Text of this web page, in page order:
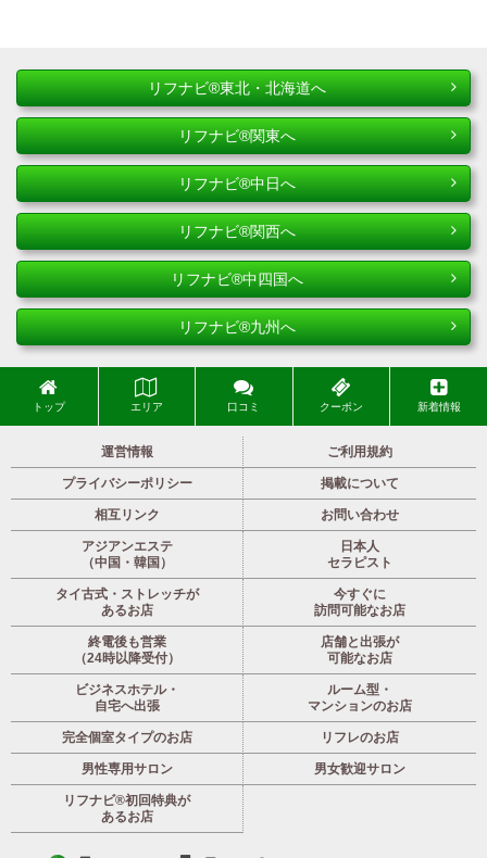
リフナビ®東北・北海道へ
リフナビ®関東へ
リフナビ®中日へ
リフナビ®関西へ
リフナビ®中四国へ
リフナビ®九州へ
トップ エリア 口コミ クーポン 新着情報
運営情報 ご利用規約
プライバシーポリシー 掲載について
相互リンク お問い合わせ
アジアンエステ
（中国・韓国）
日本人
セラピスト
タイ古式・ストレッチが
あるお店
今すぐに
訪問可能なお店
終電後も営業
（24時以降受付）
店舗と出張が
可能なお店
ビジネスホテル・
自宅へ出張
ルーム型・
マンションのお店
完全個室タイプのお店 リフレのお店
男性専用サロン 男女歓迎サロン
リフナビ®初回特典が
あるお店